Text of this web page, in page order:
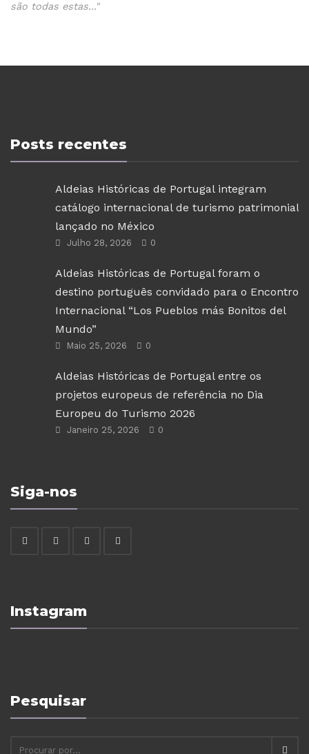
são todas estas..."
Posts recentes
Aldeias Históricas de Portugal integram
catálogo internacional de turismo patrimonial
lançado no México
Julho 28, 2026 0
Aldeias Históricas de Portugal foram o
destino português convidado para o Encontro
Internacional “Los Pueblos más Bonitos del
Mundo”
Maio 25, 2026 0
Aldeias Históricas de Portugal entre os
projetos europeus de referência no Dia
Europeu do Turismo 2026
Janeiro 25, 2026 0
Siga-nos
Instagram
Pesquisar